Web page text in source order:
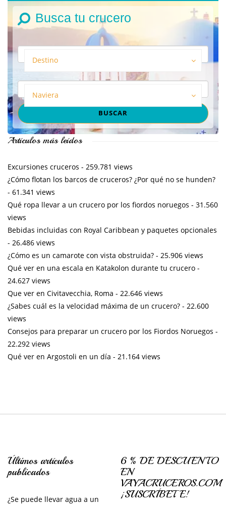
Busca tu crucero
Destino
Naviera
Artículos más leídos
Excursiones cruceros - 259.781 views
¿Cómo flotan los barcos de cruceros? ¿Por qué no se hunden?
- 61.341 views
Qué ropa llevar a un crucero por los fiordos noruegos - 31.560
views
Bebidas incluidas con Royal Caribbean y paquetes opcionales
- 26.486 views
¿Cómo es un camarote con vista obstruida? - 25.906 views
Qué ver en una escala en Katakolon durante tu crucero -
24.627 views
Que ver en Civitavecchia, Roma - 22.646 views
¿Sabes cuál es la velocidad máxima de un crucero? - 22.600
views
Consejos para preparar un crucero por los Fiordos Noruegos -
22.292 views
Qué ver en Argostoli en un día - 21.164 views
Últimos artículos
publicados
¿Se puede llevar agua a un
6 % DE DESCUENTO
EN
VAYACRUCEROS.COM
¡SUSCRÍBETE!